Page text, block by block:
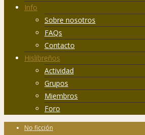
Info
Sobre nosotros
FAQs
Contacto
Hislibreños
Actividad
Grupos
Miembros
Foro
No ficción